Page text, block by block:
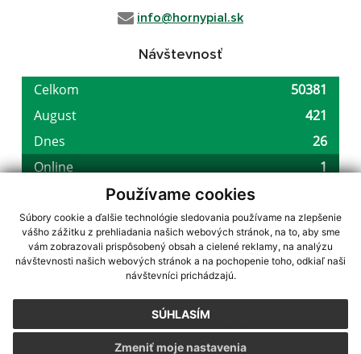
Používame cookies
Súbory cookie a ďalšie technológie sledovania používame na zlepšenie
vášho zážitku z prehliadania našich webových stránok, na to, aby sme
vám zobrazovali prispôsobený obsah a cielené reklamy, na analýzu
návštevnosti našich webových stránok a na pochopenie toho, odkiaľ naši
návštevníci prichádzajú.
SÚHLASÍM
Zmeniť moje nastavenia
info@hornypial.sk
Návštevnosť
využite možnosť získavania aktuálnych informácií s využitím RSS
CMS systém (redakčný) systém ECHELON 2,Mapa stránok,web portál
webex.digital, s.r.o.,domény,registrácia domény
Posledná aktualizácia:05.08.2026